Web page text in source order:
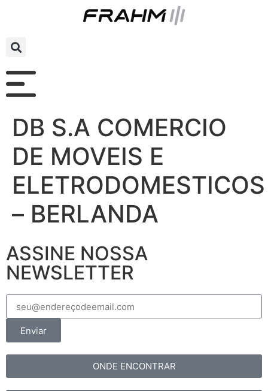
DB S.A COMERCIO
DE MOVEIS E
ELETRODOMESTICOS
– BERLANDA
ASSINE NOSSA
NEWSLETTER
Enviar
ONDE ENCONTRAR